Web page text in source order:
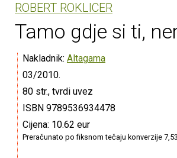
ROBERT ROKLICER
Tamo gdje si ti,
Nakladnik: Altagama
03/2010.
80 str., tvrdi uvez
ISBN 9789536934478
Cijena: 10.62 eur
Preračunato po fiksnom tečaju konverzije